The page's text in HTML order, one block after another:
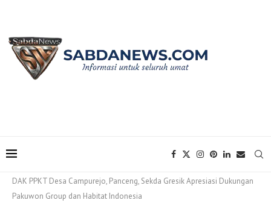
DAK PPKT Desa Campurejo, Panceng, Sekda Gresik Apresiasi Dukungan
Pakuwon Group dan Habitat Indonesia